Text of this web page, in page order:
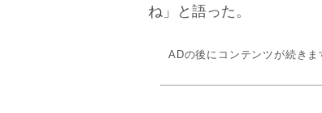
ね」と語った。
ADの後にコンテンツが続きま